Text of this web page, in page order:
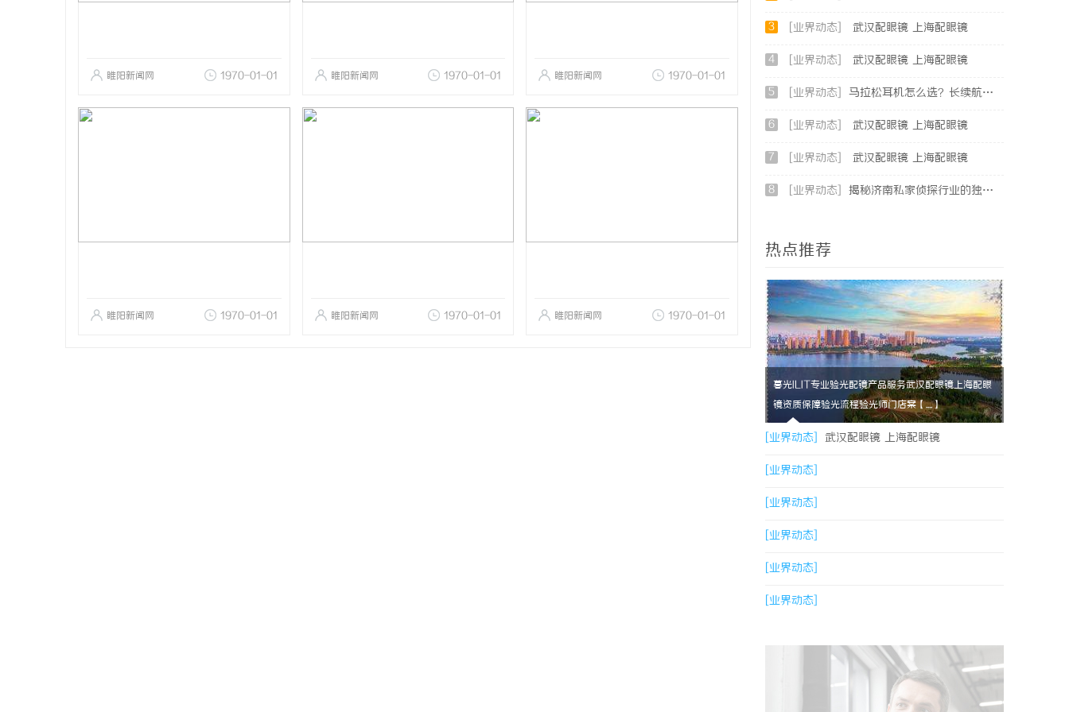
睢阳新闻网 1970-01-01 睢阳新闻网 1970-01-01 睢阳新闻网 1970-01-01
睢阳新闻网 1970-01-01 睢阳新闻网 1970-01-01 睢阳新闻网 1970-01-01
3 [业界动态] 武汉配眼镜 上海配眼镜
4 [业界动态] 武汉配眼镜 上海配眼镜
5 [业界动态] 马拉松耳机怎么选？长续航防水防汗实测盘点
6 [业界动态] 武汉配眼镜 上海配眼镜
7 [业界动态] 武汉配眼镜 上海配眼镜
8 [业界动态] 揭秘济南私家侦探行业的独特魅力与专业服务
热点推荐
暮光ILIT专业验光配镜产品服务武汉配眼镜上海配眼
镜资质保障验光流程验光师门店案【....】
[业界动态] 武汉配眼镜 上海配眼镜
[业界动态]
[业界动态]
[业界动态]
[业界动态]
[业界动态]